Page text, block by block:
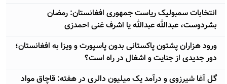
انتخابات سمبولیک ریاست جمهوری افغانستان: رمضان
بشردوست، عبدالله عبدالله یا اشرف غنی احمدزی
ورود هزاران پشتون پاکستانی بدون پاسپورت و ویزا به افغانستان؛
دور جدیدی از جنایت و اشغال در راه است؟
گل آغا شيرزوی و درآمد يک ميليون دالری در هفته: قاچاق مواد